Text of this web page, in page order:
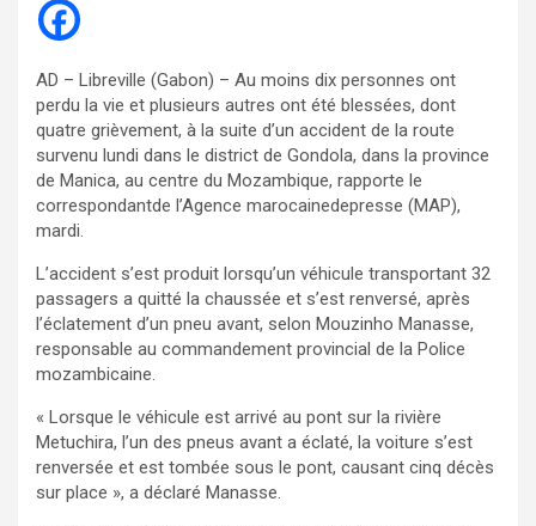
AD – Libreville (Gabon) – Au moins dix personnes ont
perdu la vie et plusieurs autres ont été blessées, dont
quatre grièvement, à la suite d’un accident de la route
survenu lundi dans le district de Gondola, dans la province
de Manica, au centre du Mozambique, rapporte le
correspondantde l’Agence marocainedepresse (MAP),
mardi.
L’accident s’est produit lorsqu’un véhicule transportant 32
passagers a quitté la chaussée et s’est renversé, après
l’éclatement d’un pneu avant, selon Mouzinho Manasse,
responsable au commandement provincial de la Police
mozambicaine.
« Lorsque le véhicule est arrivé au pont sur la rivière
Metuchira, l’un des pneus avant a éclaté, la voiture s’est
renversée et est tombée sous le pont, causant cinq décès
sur place », a déclaré Manasse.